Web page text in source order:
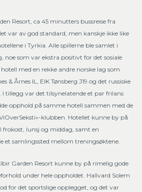
Resort, ca 45 minutters bussreise fra
var av god standard, men kanskje ikke like
i Tyrkia. Alle spillerne ble samlet i
som var ekstra positivt for det sosiale
med en rekke andre norske lag som
& Årnes IL, EIK Tønsberg J19 og det russiske
I tillegg var det tilsynelatende et par frilans
opphold på samme hotell sammen med de
klubben. Hotellet kunne by på
lunsj og middag, samt en
et samlingssted mellom treningsøktene.
Garden Resort kunne by på rimelig gode
under hele oppholdet. Hallvard Solem
for det sportslige opplegget, og det var